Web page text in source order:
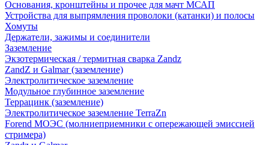
Основания, кронштейны и прочее для мачт МСАП
Устройства для выпрямления проволоки (катанки) и полосы
Хомуты
Держатели, зажимы и соединители
Заземление
Экзотермическая / термитная сварка Zandz
ZandZ и Galmar (заземление)
Электролитическое заземление
Модульное глубинное заземление
Террацинк (заземление)
Электролитическое заземление TerraZn
Forend МОЭС (молниеприемники с опережающей эмиссией
стримера)